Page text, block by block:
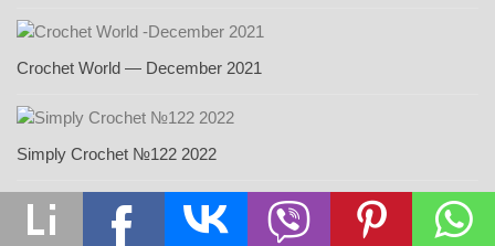
Crochet World — December 2021
Simply Crochet №122 2022
Simply Crochet №126 2022